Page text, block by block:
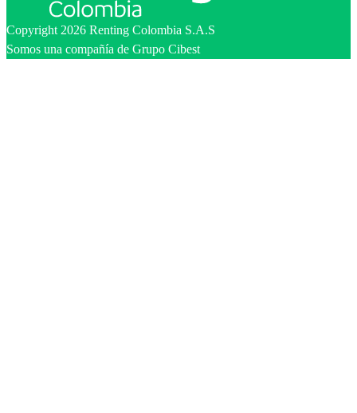
Copyright 2026 Renting Colombia S.A.S
Somos una compañía de Grupo Cibest